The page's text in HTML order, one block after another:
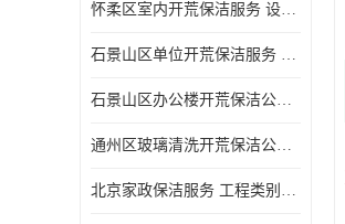
怀柔区室内开荒保洁服务 设备多样 减轻日后打理工作
石景山区单位开荒保洁服务 省心省力 便于人员尽快入住
石景山区办公楼开荒保洁公司 设备多样 清洁知识全面
通州区玻璃清洗开荒保洁公司电话 省心省力 有效消除隐患
北京家政保洁服务 工程类别多 有效消除隐患